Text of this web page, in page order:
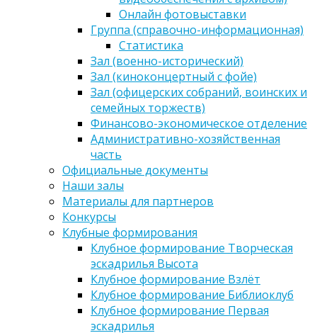
Онлайн фотовыставки
Группа (справочно-информационная)
Статистика
Зал (военно-исторический)
Зал (киноконцертный с фойе)
Зал (офицерских собраний, воинских и
семейных торжеств)
Финансово-экономическое отделение
Административно-хозяйственная
часть
Официальные документы
Наши залы
Материалы для партнеров
Конкурсы
Клубные формирования
Клубное формирование Творческая
эскадрилья Высота
Клубное формирование Взлёт
Клубное формирование Библиоклуб
Клубное формирование Первая
эскадрилья